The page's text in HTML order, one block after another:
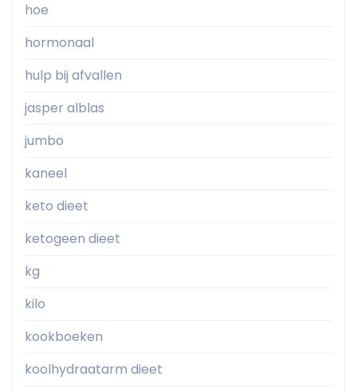
hoe
hormonaal
hulp bij afvallen
jasper alblas
jumbo
kaneel
keto dieet
ketogeen dieet
kg
kilo
kookboeken
koolhydraatarm dieet